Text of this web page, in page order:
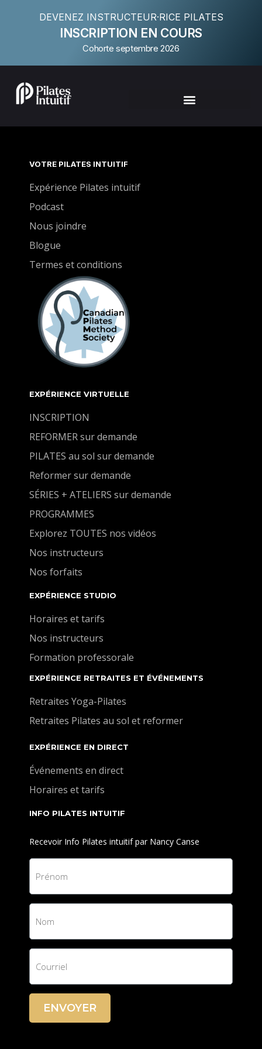
DEVENEZ INSTRUCTEUR·RICE PILATES
INSCRIPTION EN COURS
Cohorte septembre 2026
VOTRE PILATES INTUITIF
Expérience Pilates intuitif
Podcast
Nous joindre
Blogue
Termes et conditions
EXPÉRIENCE VIRTUELLE
INSCRIPTION
REFORMER sur demande
PILATES au sol sur demande
Reformer sur demande
SÉRIES + ATELIERS sur demande
PROGRAMMES
Explorez TOUTES nos vidéos
Nos instructeurs
Nos forfaits
EXPÉRIENCE STUDIO
Horaires et tarifs
Nos instructeurs
Formation professorale
EXPÉRIENCE RETRAITES ET ÉVÉNEMENTS
Retraites Yoga-Pilates
Retraites Pilates au sol et reformer
EXPÉRIENCE EN DIRECT
Événements en direct
Horaires et tarifs
INFO PILATES INTUITIF
Recevoir Info Pilates intuitif par Nancy Canse
ENVOYER